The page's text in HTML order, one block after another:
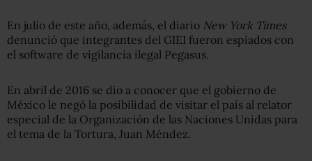
En julio de este año, además, el diario New York Times
denunció que integrantes del GIEI fueron espiados con
el software de vigilancia ilegal Pegasus.
En abril de 2016 se dio a conocer que el gobierno de
México le negó la posibilidad de visitar el país al relator
especial de la Organización de las Naciones Unidas para
el tema de la Tortura, Juan Méndez.